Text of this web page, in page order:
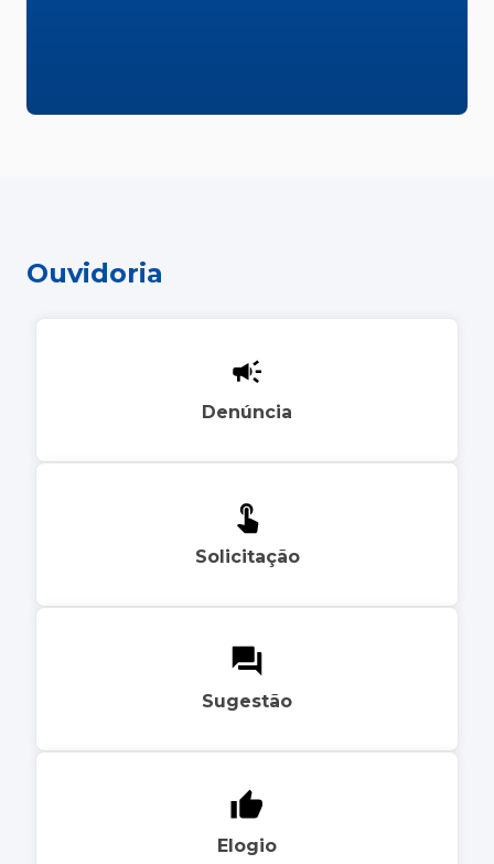
Ouvidoria
Denúncia
Solicitação
Sugestão
Elogio